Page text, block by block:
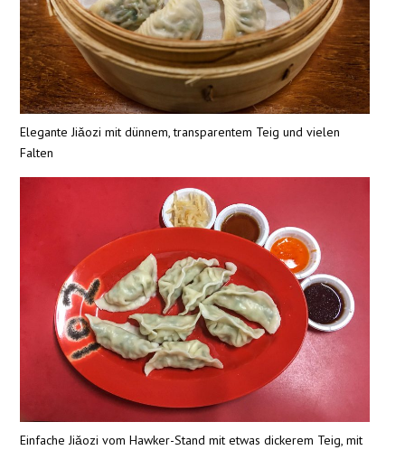
Elegante Jiǎozi mit dünnem, transparentem Teig und vielen
Falten
Einfache Jiǎozi vom Hawker-Stand mit etwas dickerem Teig, mit